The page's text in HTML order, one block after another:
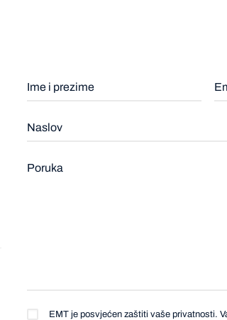
EMT je posvjećen zaštiti vaše privatnosti.